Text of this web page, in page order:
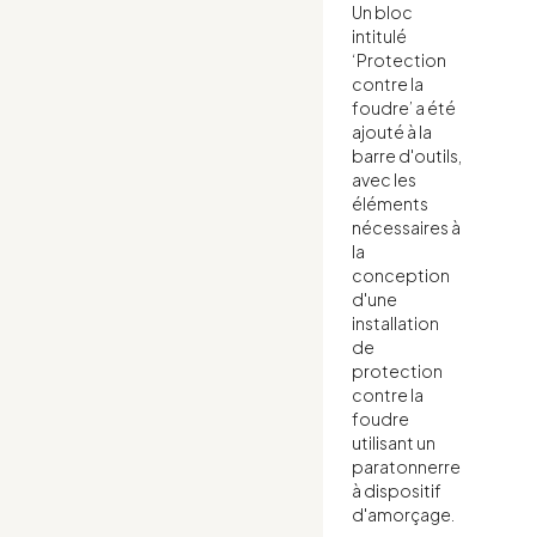
Un bloc
intitulé
‘Protection
contre la
foudre’ a été
ajouté à la
barre d'outils,
avec les
éléments
nécessaires à
la
conception
d'une
installation
de
protection
contre la
foudre
utilisant un
paratonnerre
à dispositif
d'amorçage.